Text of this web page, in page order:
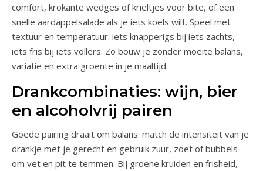
comfort, krokante wedges of krieltjes voor bite, of een
snelle aardappelsalade als je iets koels wilt. Speel met
textuur en temperatuur: iets knapperigs bij iets zachts,
iets fris bij iets vollers. Zo bouw je zonder moeite balans,
variatie en extra groente in je maaltijd.
Drankcombinaties: wijn, bier
en alcoholvrij pairen
Goede pairing draait om balans: match de intensiteit van je
drankje met je gerecht en gebruik zuur, zoet of bubbels
om vet en pit te temmen. Bij groene kruiden en frisheid,